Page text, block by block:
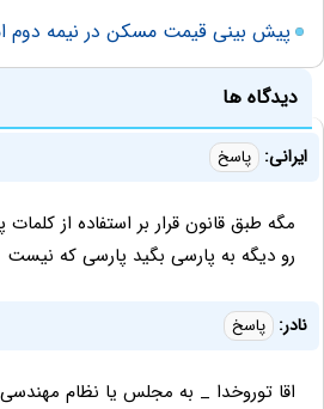
پیش بینی قیمت مسکن در نیمه دوم
دیدگاه ها
ایرانی: پاسخ
مگه طبق قانون قرار بر استفاده از
رو دیگه به پارسی بگید پارسی که نیست
نادر: پاسخ
اقا توروخدا _ به مجلس یا نظام